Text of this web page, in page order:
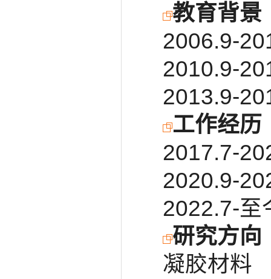
教育背景
2006.9-
2010.9-
2013.9-
工作经历
2017.7-
2020.9-
2022.7-至
研究方向
凝胶材料